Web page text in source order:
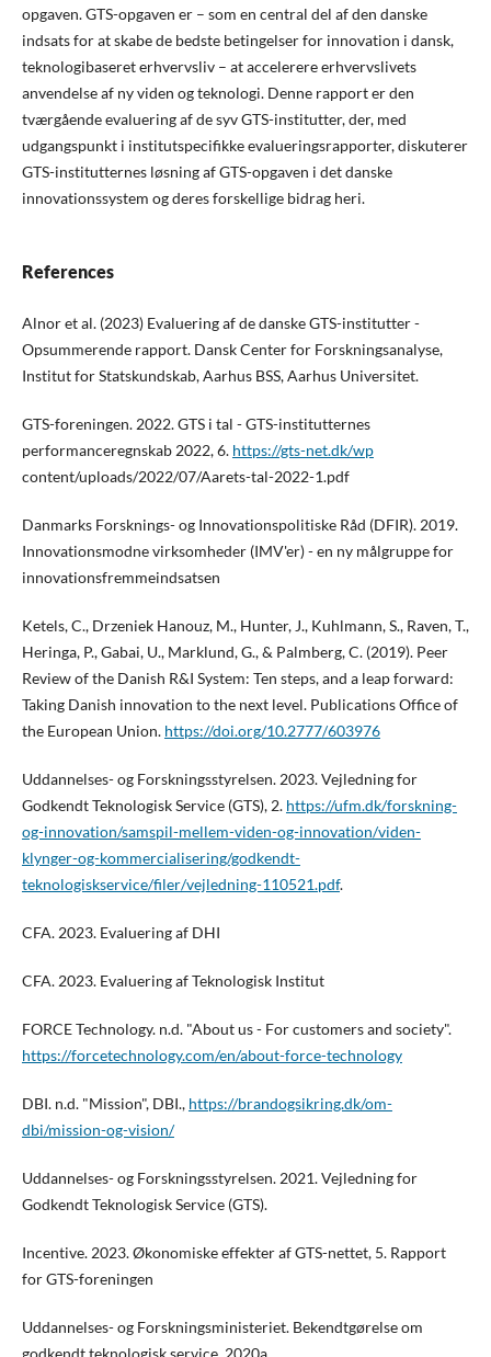
opgaven. GTS-opgaven er – som en central del af den danske
indsats for at skabe de bedste betingelser for innovation i dansk,
teknologibaseret erhvervsliv – at accelerere erhvervslivets
anvendelse af ny viden og teknologi. Denne rapport er den
tværgående evaluering af de syv GTS-institutter, der, med
udgangspunkt i institutspecifikke evalueringsrapporter, diskuterer
GTS-institutternes løsning af GTS-opgaven i det danske
innovationssystem og deres forskellige bidrag heri.
References
Alnor et al. (2023) Evaluering af de danske GTS-institutter -
Opsummerende rapport. Dansk Center for Forskningsanalyse,
Institut for Statskundskab, Aarhus BSS, Aarhus Universitet.
GTS-foreningen. 2022. GTS i tal - GTS-institutternes
performanceregnskab 2022, 6. https://gts-net.dk/wp
content/uploads/2022/07/Aarets-tal-2022-1.pdf
Danmarks Forsknings- og Innovationspolitiske Råd (DFIR). 2019.
Innovationsmodne virksomheder (IMV'er) - en ny målgruppe for
innovationsfremmeindsatsen
Ketels, C., Drzeniek Hanouz, M., Hunter, J., Kuhlmann, S., Raven, T.,
Heringa, P., Gabai, U., Marklund, G., & Palmberg, C. (2019). Peer
Review of the Danish R&I System: Ten steps, and a leap forward:
Taking Danish innovation to the next level. Publications Office of
the European Union. https://doi.org/10.2777/603976
Uddannelses- og Forskningsstyrelsen. 2023. Vejledning for
Godkendt Teknologisk Service (GTS), 2. https://ufm.dk/forskning-
og-innovation/samspil-mellem-viden-og-innovation/viden-
klynger-og-kommercialisering/godkendt-
teknologiskservice/filer/vejledning-110521.pdf.
CFA. 2023. Evaluering af DHI
CFA. 2023. Evaluering af Teknologisk Institut
FORCE Technology. n.d. "About us - For customers and society".
https://forcetechnology.com/en/about-force-technology
DBI. n.d. "Mission", DBI., https://brandogsikring.dk/om-
dbi/mission-og-vision/
Uddannelses- og Forskningsstyrelsen. 2021. Vejledning for
Godkendt Teknologisk Service (GTS).
Incentive. 2023. Økonomiske effekter af GTS-nettet, 5. Rapport
for GTS-foreningen
Uddannelses- og Forskningsministeriet. Bekendtgørelse om